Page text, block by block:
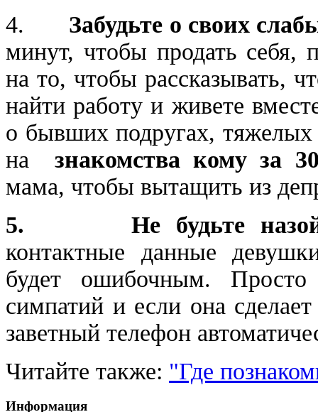
4. Забудьте о своих
минут, чтобы продать себя,
на то, чтобы рассказывать,
найти работу и живете
о бывших подругах, тяжелых
на
знакомства кому за
мама, чтобы вытащить из
5. Не будьте
контактные данные
будет ошибочным.
симпатий и если она
заветный телефон
Читайте также: "Где
Информация